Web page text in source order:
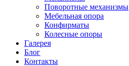
Поворотные механизмы
Мебельная опора
Конфирматы
Колесные опоры
Галерея
Блог
Контакты